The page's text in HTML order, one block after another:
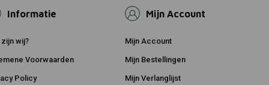
Informatie
zijn wij?
Voorwaarden
Policy
Mijn Account
Mijn Account
Mijn Bestellingen
Mijn Verlanglijst